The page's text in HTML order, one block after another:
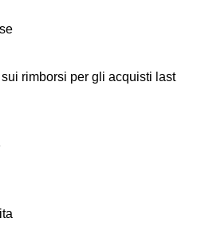
rimborsi per gli acquisti last